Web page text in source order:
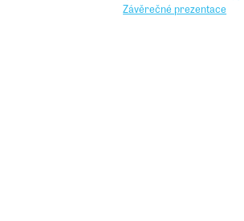
Závěrečné prezentace